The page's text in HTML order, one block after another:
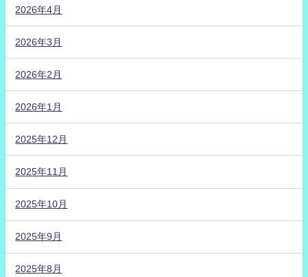
2026年4月
2026年3月
2026年2月
2026年1月
2025年12月
2025年11月
2025年10月
2025年9月
2025年8月